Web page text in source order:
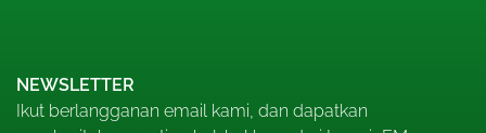
NEWSLETTER
Ikut berlangganan email kami, dan dapatkan